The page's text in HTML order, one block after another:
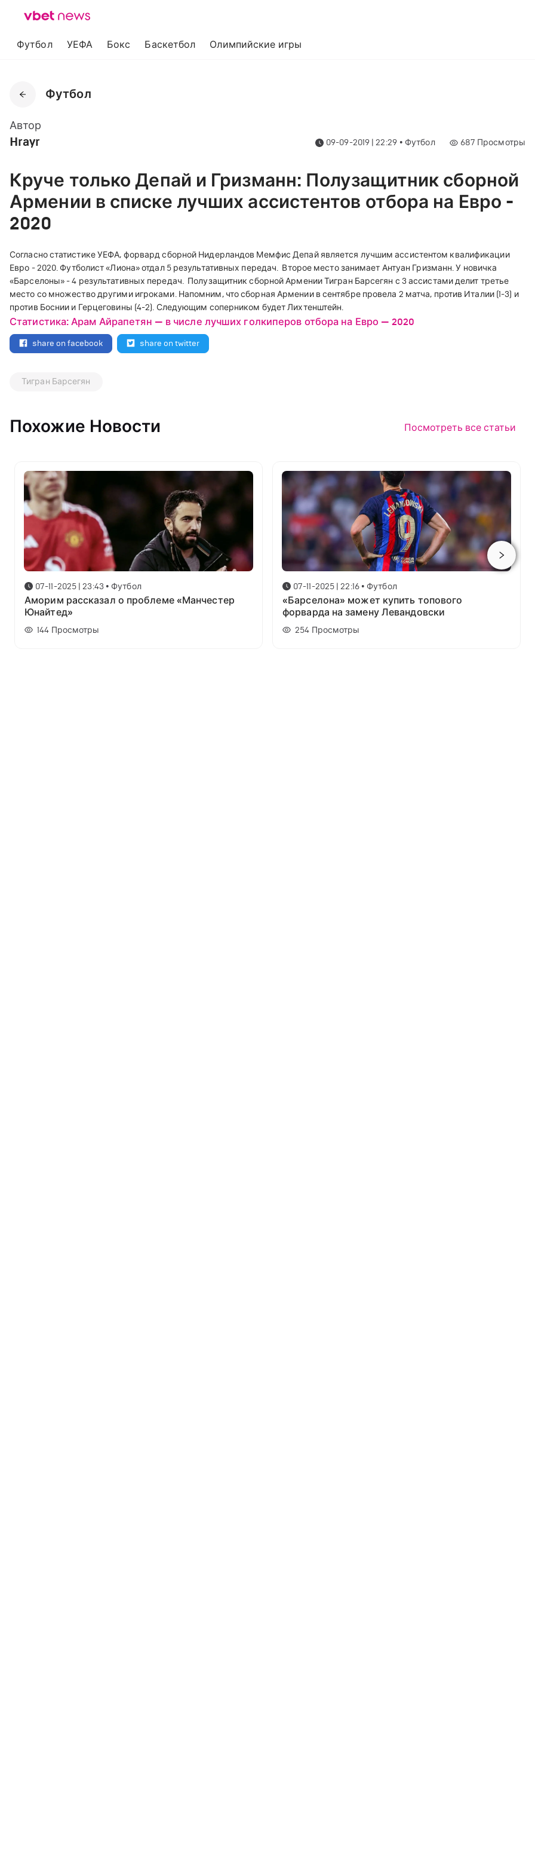
Футбол УЕФА Бокс Баскетбол Олимпийские игры
Футбол
Автор
Hrayr 09-09-2019 | 22:29 • Футбол 687 Просмотры
Круче только Депай и Гризманн: Полузащитник сборной
Армении в списке лучших ассистентов отбора на Евро -
2020
Согласно статистике УЕФА, форвард сборной Нидерландов Мемфис Депай является лучшим ассистентом квалификации
Евро - 2020. Футболист«Лиона»отдал 5 результативных передач. Второе место занимает Антуан Гризманн. У новичка
«Барселоны»- 4 результативных передач. Полузащитник сборной Армении Тигран Барсегян с 3 ассистами делит третье
место со множество другими игроками. Напомним, что сборная Армении в сентябре провела 2 матча, против Италии (1-3) и
против Боснии и Герцеговины (4-2). Следующим соперником будет Лихтенштейн.
Статистика: Арам Айрапетян — в числе лучших голкиперов отбора на Евро — 2020
share on facebook share on twitter
Тигран Барсегян
Похожие Новости Посмотреть все статьи
07-11-2025 | 23:43 • Футбол
Аморим рассказал о проблеме «Манчестер
Юнайтед»
144 Просмотры
07-11-2025 | 22:16 • Футбол
«Барселона» может купить топового
форварда на замену Левандовски
254 Просмотры